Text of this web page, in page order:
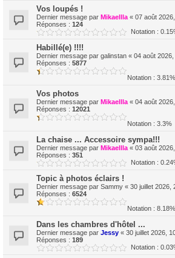
Vos loupés !
Dernier message par Mikaellla « 07 août
Réponses : 124
Notation :
Habillé(e) !!!!
Dernier message par galinstan « 04 août
Réponses : 5877
Notation : 3.81%
Vos photos
Dernier message par Mikaellla « 04 août
Réponses : 12021
Notation : 3.3%
La chaise ... Accessoire sympa!!!
Dernier message par Mikaellla « 03 août
Réponses : 351
Notation :
Topic à photos éclairs !
Dernier message par Sammy « 30 juillet 2026,
Réponses : 6524
Notation : 8.18%
Dans les chambres d'hôtel ...
Dernier message par Jessy « 30 juillet 2026,
Réponses : 189
Notation :